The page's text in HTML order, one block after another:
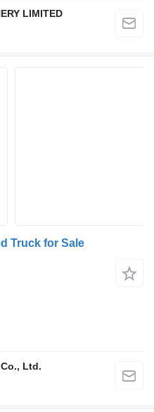
LIMITED
Truck for Sale
Ltd.